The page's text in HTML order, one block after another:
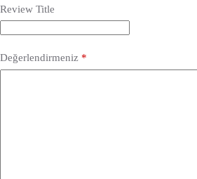
Review Title
Değerlendirmeniz *